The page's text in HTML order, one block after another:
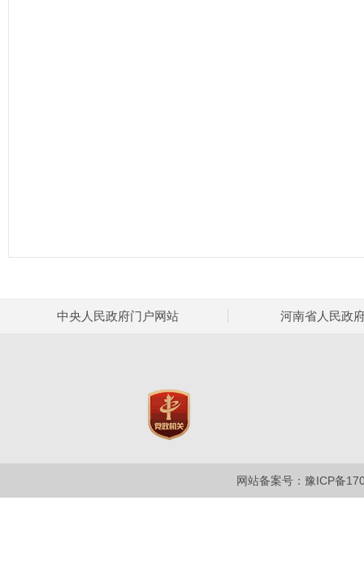
中央人民政府门户网站 河南省人民政
网站备案号：豫ICP备